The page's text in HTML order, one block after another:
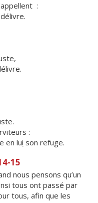
:
:
en lui son refuge.
15
nous pensons qu’un
tous ont passé par
tous, afin que les